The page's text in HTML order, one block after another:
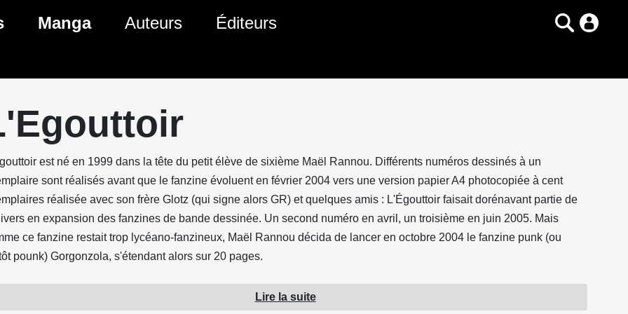
Manga
Genres Manga
Auteurs Éditeurs
est né en 1999 dans la tête du petit élève de sixième Maël Rannou. Différents numéros dessinés à un
sont réalisés avant que le fanzine évoluent en février 2004 vers une version papier A4 photocopiée à cent
réalisée avec son frère Glotz (qui signe alors GR) et quelques amis : L'Égouttoir faisait dorénavant partie de
en expansion des fanzines de bande dessinée. Un second numéro en avril, un troisième en juin 2005. Mais
ce fanzine restait trop lycéano-fanzineux, Maël Rannou décida de lancer en octobre 2004 le fanzine punk (ou
pounk) Gorgonzola, s'étendant alors sur 20 pages.
2005 paraissent les Gorgonzola deux à cinq (un numéro spécial de 32 pages, contre 24 habituellement) et les
Lire la suite